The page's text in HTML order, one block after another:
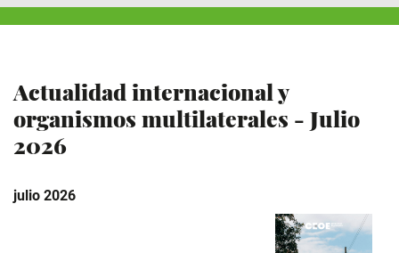
Actualidad internacional y
organismos multilaterales - Julio
2026
julio 2026